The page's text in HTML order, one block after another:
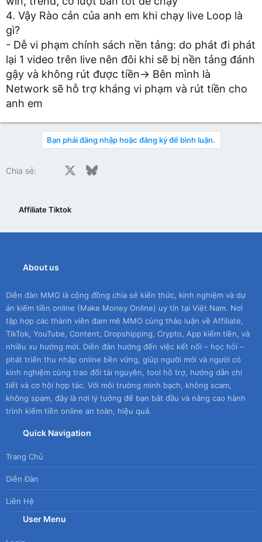
4. Vậy Rào cản của anh em khi chạy live Loop là
gì?
- Dễ vi phạm chính sách nền tảng: do phát đi phát
lại 1 video trên live nên đôi khi sẽ bị nền tảng đánh
gậy và không rút được tiền→ Bên mình là
Network sẽ hỗ trợ kháng vi phạm và rút tiền cho
anh em
Bạn phải đăng nhập hoặc đăng ký để bình luận.
Chia sẻ: Facebook Bluesky
Affiliate Tiktok
About us
Diễn đàn MMO là cộng đồng chia sẻ kiến thức, kinh nghiệm và dự
án kiếm tiền online (Make Money Online) uy tín tại Việt Nam. Nơi
tập hợp các thành viên đam mê MMO cùng thảo luận về Affiliate,
TikTok, YouTube, Content, Dropshipping, Crypto, App kiếm tiền, và
nhiều xu hướng mới. Diễn đàn hướng đến việc kết nối – học hỏi –
phát triển thu nhập online bền vững, giúp người mới và người có
kinh nghiệm cùng trao đổi tài nguyên, tool hỗ trợ, hướng dẫn chi
tiết và cơ hội hợp tác. Với môi trường minh bạch, không scam,
không spam, đây là nơi lý tưởng để bạn bắt đầu và nâng cao hành
trình kiếm tiền online an toàn, hiệu quả.
Quick Navigation
Trang Chủ
Diễn Đàn
Liên Hệ
User Menu